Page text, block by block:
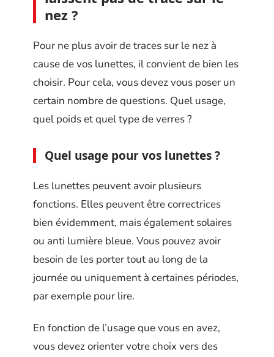
nez ?
Pour ne plus avoir de traces sur le nez à
cause de vos lunettes, il convient de bien les
choisir. Pour cela, vous devez vous poser un
certain nombre de questions. Quel usage,
quel poids et quel type de verres ?
Quel usage pour vos lunettes ?
Les lunettes peuvent avoir plusieurs
fonctions. Elles peuvent être correctrices
bien évidemment, mais également solaires
ou anti lumière bleue. Vous pouvez avoir
besoin de les porter tout au long de la
journée ou uniquement à certaines périodes,
par exemple pour lire.
En fonction de l’usage que vous en avez,
vous devez orienter votre choix vers des